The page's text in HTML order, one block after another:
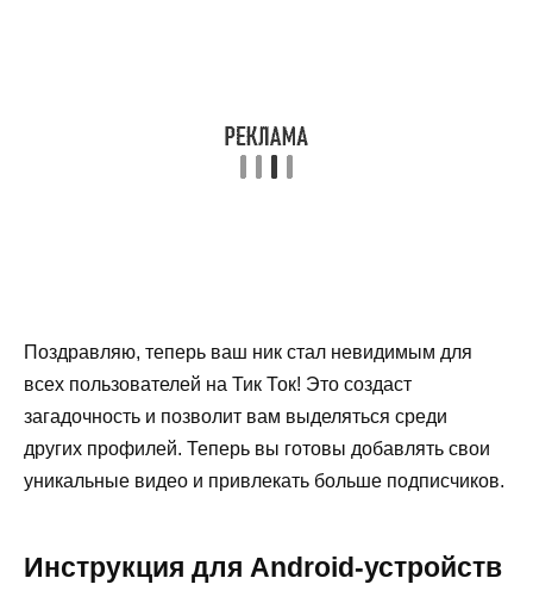
Поздравляю, теперь ваш ник стал невидимым для
всех пользователей на Тик Ток! Это создаст
загадочность и позволит вам выделяться среди
других профилей. Теперь вы готовы добавлять свои
уникальные видео и привлекать больше подписчиков.
Инструкция для Android-устройств